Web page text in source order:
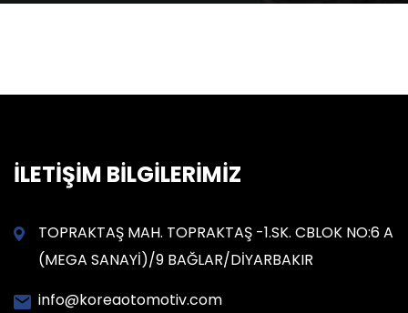
İLETİŞİM BİLGİLERİMİZ
TOPRAKTAŞ MAH. TOPRAKTAŞ -1.SK. CBLOK NO:6 A
(MEGA SANAYİ)/9 BAĞLAR/DİYARBAKIR
info@koreaotomotiv.com